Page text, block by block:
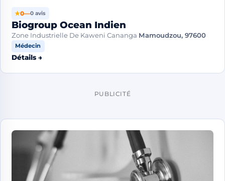
★0—0 avis
Biogroup Ocean Indien
Zone Industrielle De Kaweni Cananga Mamoudzou, 97600
Médecin
Détails →
PUBLICITÉ